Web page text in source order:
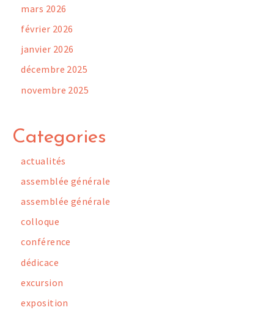
mars 2026
février 2026
janvier 2026
décembre 2025
novembre 2025
Categories
actualités
assemblée générale
assemblée générale
colloque
conférence
dédicace
excursion
exposition